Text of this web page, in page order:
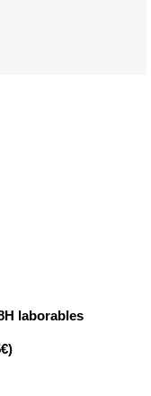
laborables